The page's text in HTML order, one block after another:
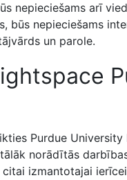
nepieciešams arī
būs nepieciešams
un parole.
Purdue
norādītās
izmantotajai